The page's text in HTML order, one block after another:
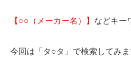
【○○（メーカー名）】 などキー
今回は「タ○タ」で検索してみま